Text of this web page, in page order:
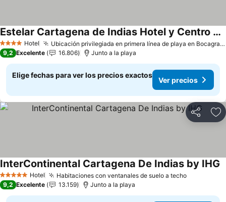
4 EstrellasHotel Ubicación privilegiada en primera línea de playa en Bocagrande
Estelar Cartagena de Indias Hotel y Centro de Convenciones
Ver precios
9,2 Excelente 16.806 Junto a la playa
Elige fechas para ver los precios exactos
Ver precios
Compartir
5 Estrellas Hotel Habitaciones con ventanales de suelo a techoVer
InterContinental Cartagena De Indias by IHG
9,2 Excelente 13.159 Junto a la playa